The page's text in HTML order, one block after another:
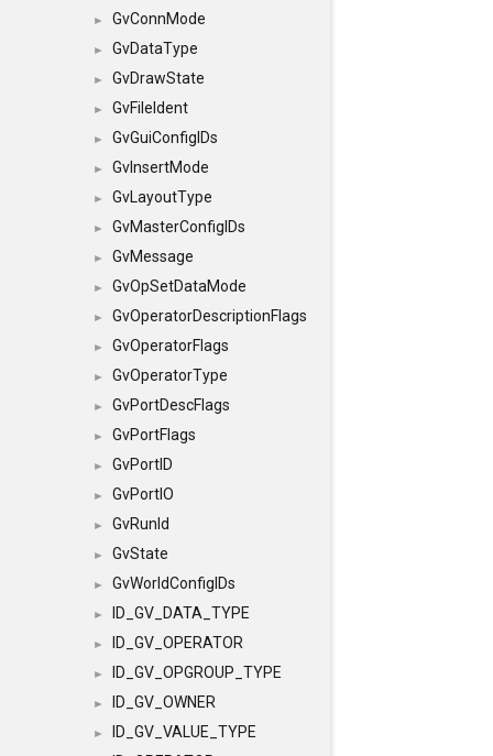
► GvConnMode
► GvDataType
► GvDrawState
► GvFileIdent
► GvGuiConfigIDs
► GvInsertMode
► GvLayoutType
► GvMasterConfigIDs
► GvMessage
► GvOpSetDataMode
► GvOperatorDescriptionFlags
► GvOperatorFlags
► GvOperatorType
► GvPortDescFlags
► GvPortFlags
► GvPortID
► GvPortIO
► GvRunId
► GvState
► GvWorldConfigIDs
► ID_GV_DATA_TYPE
► ID_GV_OPERATOR
► ID_GV_OPGROUP_TYPE
► ID_GV_OWNER
►
ID_GV_VALUE_TYPE